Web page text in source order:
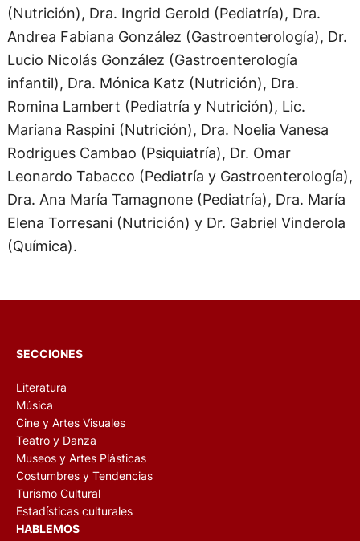
(Nutrición), Dra. Ingrid Gerold (Pediatría), Dra.
Andrea Fabiana González (Gastroenterología), Dr.
Lucio Nicolás González (Gastroenterología
infantil), Dra. Mónica Katz (Nutrición), Dra.
Romina Lambert (Pediatría y Nutrición), Lic.
Mariana Raspini (Nutrición), Dra. Noelia Vanesa
Rodrigues Cambao (Psiquiatría), Dr. Omar
Leonardo Tabacco (Pediatría y Gastroenterología),
Dra. Ana María Tamagnone (Pediatría), Dra. María
Elena Torresani (Nutrición) y Dr. Gabriel Vinderola
(Química).
SECCIONES
Literatura
Música
Cine y Artes Visuales
Teatro y Danza
Museos y Artes Plásticas
Costumbres y Tendencias
Turismo Cultural
Estadísticas culturales
HABLEMOS